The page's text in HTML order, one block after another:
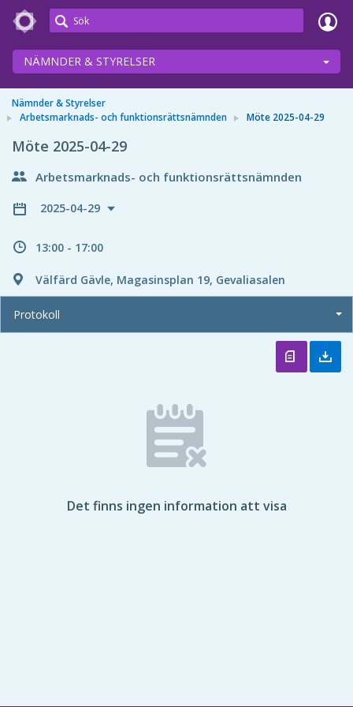
Meetings+
NÄMNDER & STYRELSER
Nämnder & Styrelser
Arbetsmarknads- och funktionsrättsnämnden
Möte 2025-04-29
Möte 2025-04-29
Arbetsmarknads- och funktionsrättsnämnden
2025-04-29
13:00 - 17:00
Välfärd Gävle, Magasinsplan 19, Gevaliasalen
Protokoll
Det finns ingen information att visa